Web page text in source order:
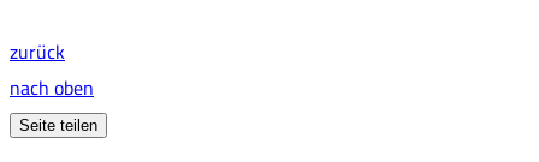
zurück
nach oben
Seite teilen